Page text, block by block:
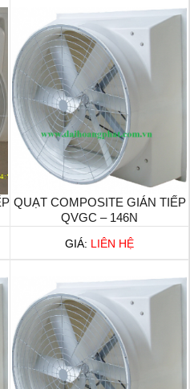
QUẠT COMPOSITE GIÁN TIẾP
QVGC – 146N
GIÁ: LIÊN HỆ